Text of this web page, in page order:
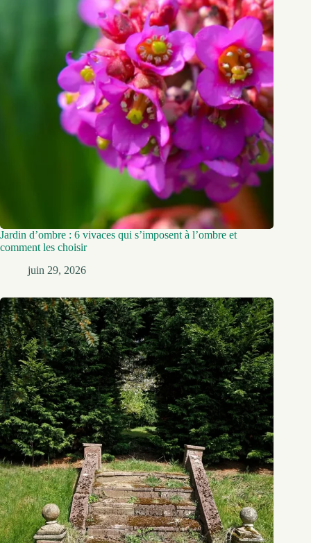
Jardin d’ombre : 6 vivaces qui s’imposent à l’ombre et
comment les choisir
juin 29, 2026